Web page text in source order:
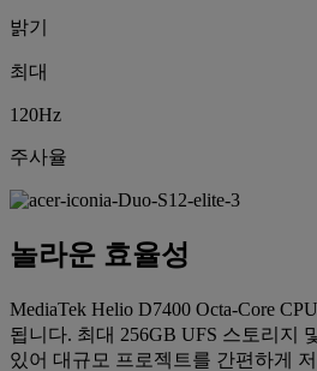
밝기
최대
120Hz
주사율
놀라운 효율성
MediaTek Helio D7400 Octa-Core
됩니다. 최대 256GB UFS 스토리지
있어 대규모 프로젝트를 간편하게